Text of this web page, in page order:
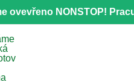
ovevřeno NONSTOP!